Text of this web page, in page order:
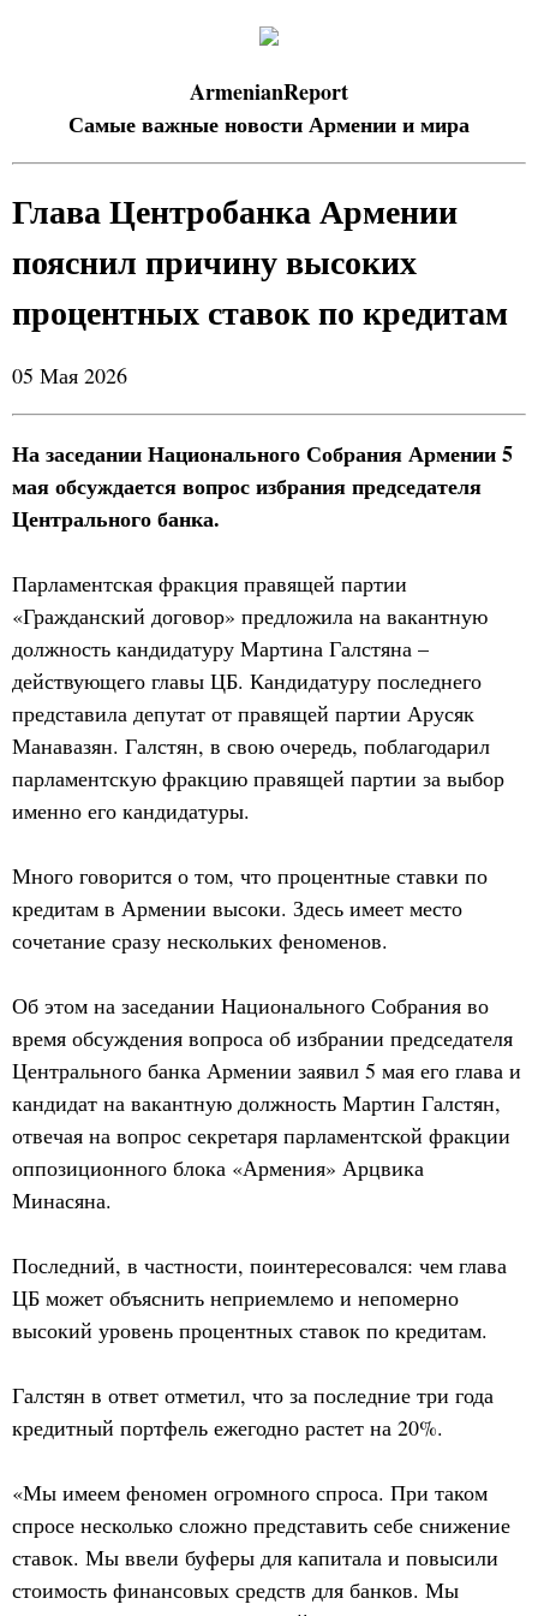
ArmenianReport
Самые важные новости Армении и мира
Глава Центробанка Армении
пояснил причину высоких
процентных ставок по кредитам
05 Мая 2026
На заседании Национального Собрания Армении 5
мая обсуждается вопрос избрания председателя
Центрального банка.
Парламентская фракция правящей партии
«Гражданский договор» предложила на вакантную
должность кандидатуру Мартина Галстяна –
действующего главы ЦБ. Кандидатуру последнего
представила депутат от правящей партии Арусяк
Манавазян. Галстян, в свою очередь, поблагодарил
парламентскую фракцию правящей партии за выбор
именно его кандидатуры.
Много говорится о том, что процентные ставки по
кредитам в Армении высоки. Здесь имеет место
сочетание сразу нескольких феноменов.
Об этом на заседании Национального Собрания во
время обсуждения вопроса об избрании председателя
Центрального банка Армении заявил 5 мая его глава и
кандидат на вакантную должность Мартин Галстян,
отвечая на вопрос секретаря парламентской фракции
оппозиционного блока «Армения» Арцвика
Минасяна.
Последний, в частности, поинтересовался: чем глава
ЦБ может объяснить неприемлемо и непомерно
высокий уровень процентных ставок по кредитам.
Галстян в ответ отметил, что за последние три года
кредитный портфель ежегодно растет на 20%.
«Мы имеем феномен огромного спроса. При таком
спросе несколько сложно представить себе снижение
ставок. Мы ввели буферы для капитала и повысили
стоимость финансовых средств для банков. Мы